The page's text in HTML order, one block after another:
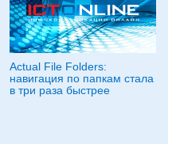
Actual File Folders:
навигация по папкам стала
в три раза быстрее